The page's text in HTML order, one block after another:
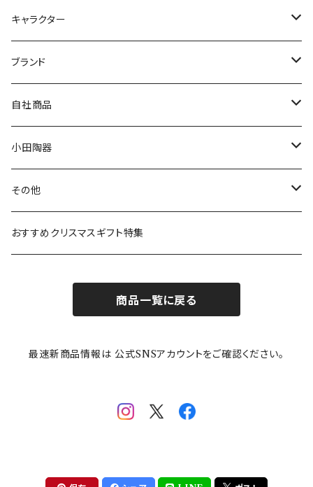
九谷焼
マグ＆カップ
プレート
ボウル
ガラスウェア
カトラリー
キャラクター
ムーミン
80th記念アイテム
リトルミイの日記念アイテム
MOOMIN ANIMATION
スヌーピー
ピーターラビット
ポケットモンスター
mofusand（モフサンド）
mofsand×日比谷花壇
ブランド
LA AMYS(エミーズ)
LISA LARSON(リサラーソン)
LAURA ASHLEY(ローラ アシュレイ)
Finlayson(フィンレイソン)
HANAE MORI(ハナエモリ)
THE BEATLES(ザ・ビートルズ)
自社商品
ねこ企画
Cecera(セセラ)
CELEC(セレック)
隅切り重箱
小田陶器
さざなみ
吉祥
メイメイウェア
SoSo(ソソ）
その他
リサイクル食器
おすすめクリスマスギフト特集
商品一覧に戻る
最速新商品情報は 公式SNSアカウントをご確認ください。